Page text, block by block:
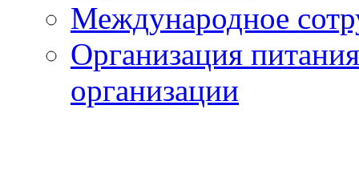
Международное
Организация
организации